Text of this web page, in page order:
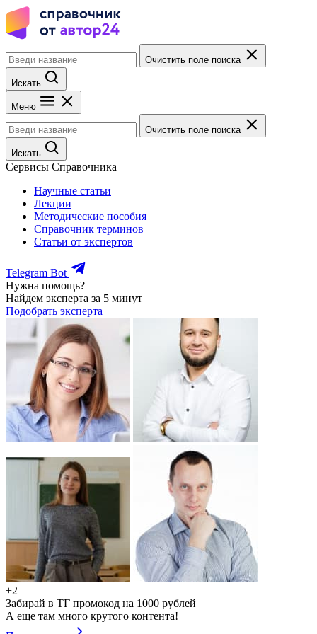
Очистить поле поиска
Искать
Меню
Очистить поле поиска
Искать
Сервисы Справочника
Научные статьи
Лекции
Методические пособия
Справочник терминов
Статьи от экспертов
Telegram Bot
Нужна помощь?
Найдем эксперта за 5 минут
Подобрать эксперта
+2
Забирай в ТГ промокод на 1000 рублей
А еще там много крутого контента!